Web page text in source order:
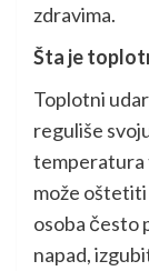
zdravima.
Šta je
Toplotni
reguliše
temperatura
može oštetiti
osoba često
napad,